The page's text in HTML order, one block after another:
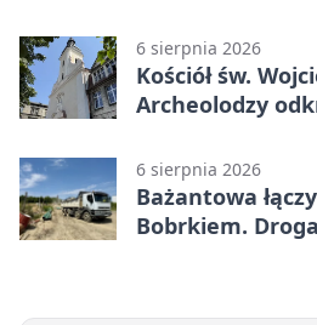
6 sierpnia 2026
Kościół św.
Archeolodzy
6 sierpnia 2026
Bażantowa
Bobrkiem.